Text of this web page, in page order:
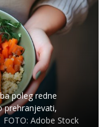
poleg redne
prehranjevati,
FOTO: Adobe Stock